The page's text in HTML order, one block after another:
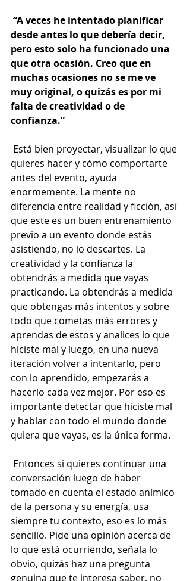
“A veces he intentado planificar
desde antes lo que debería decir,
pero esto solo ha funcionado una
que otra ocasión. Creo que en
muchas ocasiones no se me ve
muy original, o quizás es por mi
falta de creatividad o de
confianza.”
quieres hacer y cómo comportarte
antes del evento, ayuda
enormemente. La mente no
diferencia entre realidad y ficción, así
que este es un buen entrenamiento
previo a un evento donde estás
asistiendo, no lo descartes. La
creatividad y la confianza la
obtendrás a medida que vayas
practicando. La obtendrás a medida
que obtengas más intentos y sobre
todo que cometas más errores y
aprendas de estos y analices lo que
hiciste mal y luego, en una nueva
iteración volver a intentarlo, pero
con lo aprendido, empezarás a
hacerlo cada vez mejor. Por eso es
importante detectar que hiciste mal
y hablar con todo el mundo donde
quiera que vayas, es la única forma.
conversación luego de haber
tomado en cuenta el estado anímico
de la persona y su energía, usa
siempre tu contexto, eso es lo más
sencillo. Pide una opinión acerca de
lo que está ocurriendo, señala lo
obvio, quizás haz una pregunta
genuina que te interesa saber, no